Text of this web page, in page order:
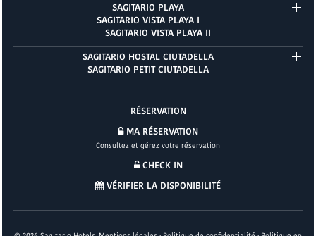
SAGITARIO PLAYA
SAGITARIO VISTA PLAYA I
SAGITARIO VISTA PLAYA II
SAGITARIO HOSTAL CIUTADELLA
SAGITARIO PETIT CIUTADELLA
RÉSERVATION
MA RÉSERVATION
Consultez et gérez votre réservation
CHECK IN
VÉRIFIER LA DISPONIBILITÉ